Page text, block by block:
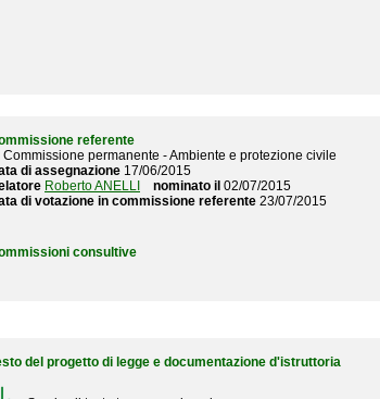
referente
Commissione permanente - Ambiente e protezione civile
di assegnazione 17/06/2015
Roberto ANELLI nominato il 02/07/2015
di votazione in commissione referente 23/07/2015
consultive
del progetto di legge e documentazione d'istruttoria